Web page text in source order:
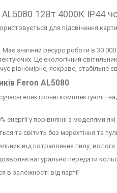
AL5080 12Вт 4000К IP44
для підсвічення
Має значний ресурс роботи в 30
Це екологічний
рівномірне, яскраве, стабільне
Feron AL5080
електронні комплектуючі і
у порівнянні з моделями
та світить без мерехтіння та
від потрапляння пилу,
натурально передати
в залежності від партії